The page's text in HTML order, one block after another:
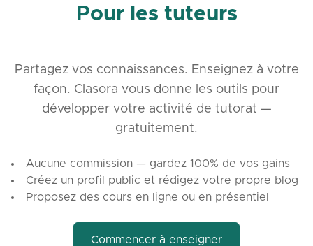
Pour les tuteurs
Partagez vos connaissances. Enseignez à votre
façon. Clasora vous donne les outils pour
développer votre activité de tutorat —
gratuitement.
Aucune commission — gardez 100% de vos gains
Créez un profil public et rédigez votre propre blog
Proposez des cours en ligne ou en présentiel
Commencer à enseigner